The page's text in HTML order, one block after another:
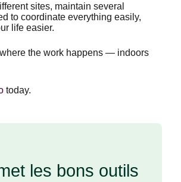
sites, maintain several
to coordinate everything easily,
life easier.
the work happens — indoors
today.
les bons outils